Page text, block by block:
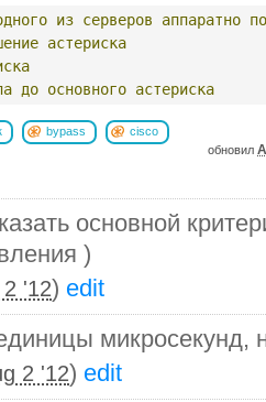
из серверов аппаратно
астериска
до основного астериска
bypass
cisco
обновил
основной
)
'12) edit
микросекунд,
2 '12) edit